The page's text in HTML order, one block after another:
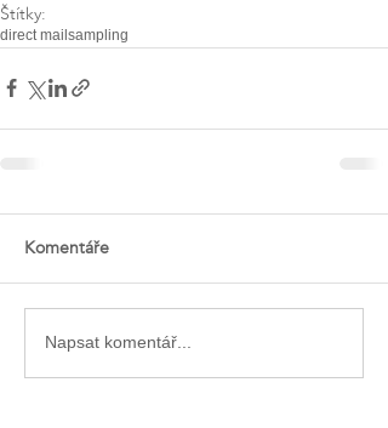
Štítky:
direct mailsampling
Komentáře
Napsat komentář...